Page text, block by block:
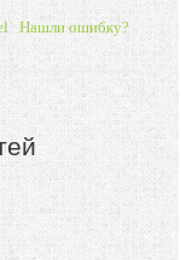
Нашли ошибку?